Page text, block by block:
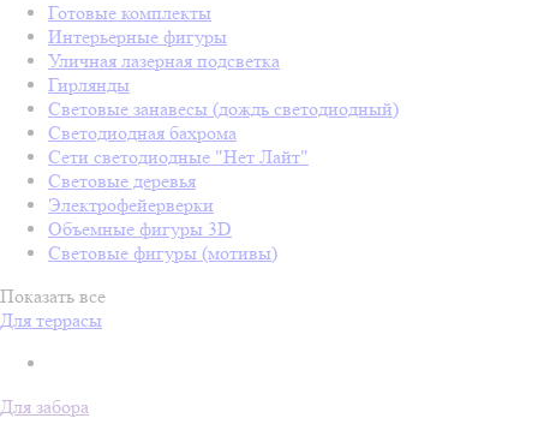
Готовые комплекты
Интерьерные фигуры
Уличная лазерная подсветка
Гирлянды
Световые занавесы (дождь светодиодный)
Светодиодная бахрома
Сети светодиодные "Нет Лайт"
Световые деревья
Электрофейерверки
Объемные фигуры 3D
Световые фигуры (мотивы)
Показать все
Для террасы
Для забора